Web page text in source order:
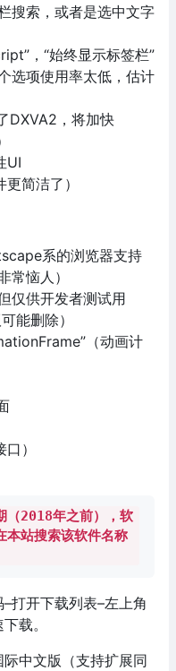
搜索，或者是选中文字
，“始终显示标签栏”
选项使用率太低，估计
DXVA2，将加快
UI
简洁了）
系的浏览器支持
常恼人）
仅供开发者测试用
能删除）
（动画计
）
（2018年之前），软
本站搜索该软件名称
打开下载列表–左上角
载。
中文版（支持扩展同